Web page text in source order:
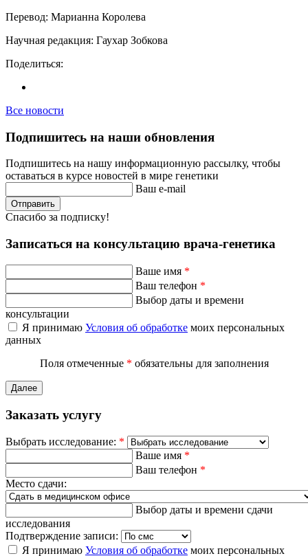
Перевод: Марианна Королева
Научная редакция: Гаухар Зобкова
Поделиться:
Все новости
Подпишитесь на наши обновления
Подпишитесь на нашу информационную рассылку, чтобы
оставаться в курсе новостей в мире генетики
Ваш e-mail
Отправить
Спасибо за подписку!
Записаться на консультацию врача-генетика
Ваше имя *
Ваш телефон *
Выбор даты и времени
консультации
Я принимаю Условия об обработке моих персональных
данных
Поля отмеченные * обязательны для заполнения
Далее
Заказать услугу
Выбрать исследование: *
Ваше имя *
Ваш телефон *
Место сдачи:
Выбор даты и времени сдачи
исследования
Подтверждение записи:
Я принимаю Условия об обработке моих персональных